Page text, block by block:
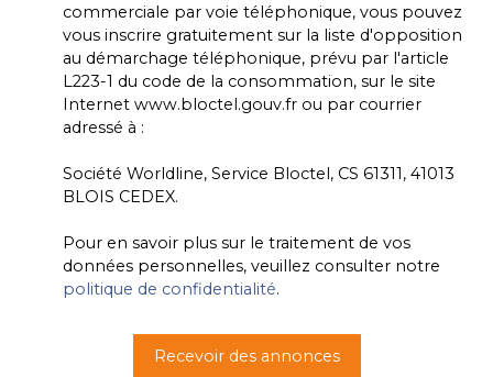
commerciale par voie téléphonique, vous pouvez
vous inscrire gratuitement sur la liste d'opposition
au démarchage téléphonique, prévu par l'article
L223-1 du code de la consommation, sur le site
Internet www.bloctel.gouv.fr ou par courrier
adressé à :
Société Worldline, Service Bloctel, CS 61311, 41013
BLOIS CEDEX.
Pour en savoir plus sur le traitement de vos
données personnelles, veuillez consulter notre
politique de confidentialité.
Recevoir des annonces